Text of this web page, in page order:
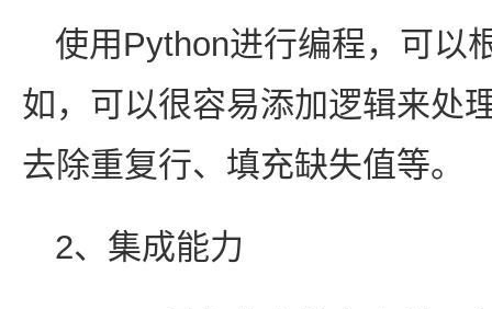
使用Python进行编程，可以
如，可以很容易添加逻辑来处
去除重复行、填充缺失值等。
2、集成能力